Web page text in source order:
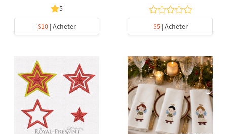
5
$10 | Acheter $5| Acheter